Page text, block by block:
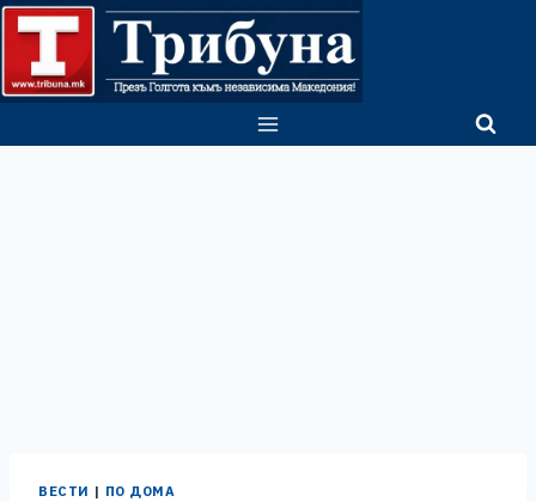
Skip
content
ВЕСТИ | ПО ДОМА